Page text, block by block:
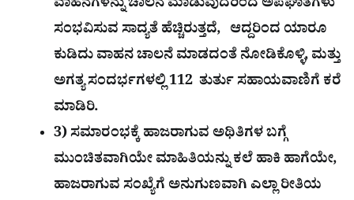
ವಾಹನಗಳನ್ನು ಚಾಲನೆ ಮಾಡುವುದರಿಂದ ಅಪಘಾತಗಳು
ಸಂಭವಿಸುವ ಸಾದ್ಯತೆ ಹೆಚ್ಚಿರುತ್ತದೆ, ಆದ್ದರಿಂದ ಯಾರೂ
ಕುಡಿದು ವಾಹನ ಚಾಲನೆ ಮಾಡದಂತೆ ನೋಡಿಕೊಳ್ಳಿ, ಮತ್ತು
ಅಗತ್ಯ ಸಂದರ್ಭಗಳಲ್ಲಿ 112 ತುರ್ತು ಸಹಾಯವಾಣಿಗೆ ಕರೆ
ಮಾಡಿರಿ.
3) ಸಮಾರಂಭಕ್ಕೆ ಹಾಜರಾಗುವ ಅಥಿತಿಗಳ ಬಗ್ಗೆ
ಮುಂಚಿತವಾಗಿಯೇ ಮಾಹಿತಿಯನ್ನು ಕಲೆ ಹಾಕಿ ಹಾಗೆಯೇ,
ಹಾಜರಾಗುವ ಸಂಖ್ಯೆಗೆ ಅನುಗುಣವಾಗಿ ಎಲ್ಲಾ ರೀತಿಯ